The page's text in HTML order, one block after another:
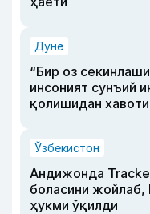
Дунё
“Бир оз
инсоният сунъий
қолишидан
Ўзбекистон
Андижонда
боласини жойлаб,
ҳукми ўқилди